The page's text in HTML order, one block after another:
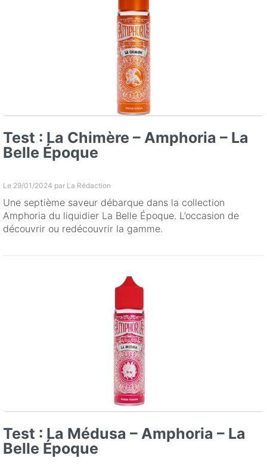
Test : La Chimère – Amphoria – La
Belle Époque
Le 29/01/2024 par La Rédaction
Une septième saveur débarque dans la collection
Amphoria du liquidier La Belle Époque. L’occasion de
découvrir ou redécouvrir la gamme.
Test : La Médusa – Amphoria – La
Belle Époque